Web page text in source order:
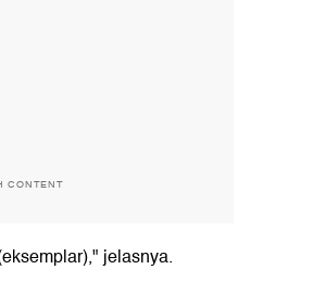
CONTENT
jelasnya.